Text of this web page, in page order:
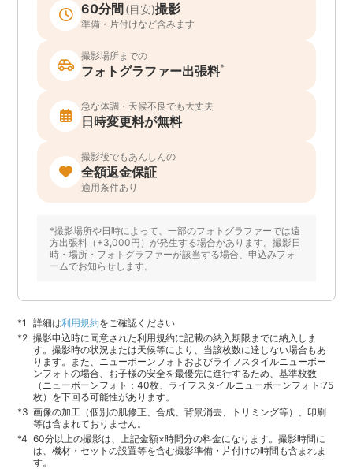
60分間 (目安)撮影
準備・片付けなど含みます
撮影場所までの
フォトグラファー出張料*
急な体調・天候不良でも大丈夫
日時変更料が無料
撮影後でもあんしんの
全額返金保証
適用条件あり
*撮影場所や日時によって、一部のフォトグラファーでは遠
方出張料（+3,000円）が発生する場合があります。撮影日
時・場所・フォトグラファーが該当する場合、申込みフォ
ームでお知らせします。
詳細は利用規約をご確認ください
撮影申込時に同意された利用規約に記載の納入期限までに納入しま
す。撮影時の状況または天候等により、当該枚数に達しない場合もあ
ります。また、ニューボーンフォトおよびライフスタイルニューボー
ンフォトの場合、お子様の安全を最優先に進行するため、基準枚数
（ニューボーンフォト：40枚、ライフスタイルニューボーンフォト:75
枚）を下回る可能性があります。
画像の加工（個別の肌修正、合成、背景消去、トリミング等）、印刷
等は含まれておりません。
60分以上の撮影は、上記金額×時間分の料金になります。撮影時間に
は、機材・セットの設置等を含む撮影準備・片付けの時間も含まれま
す。